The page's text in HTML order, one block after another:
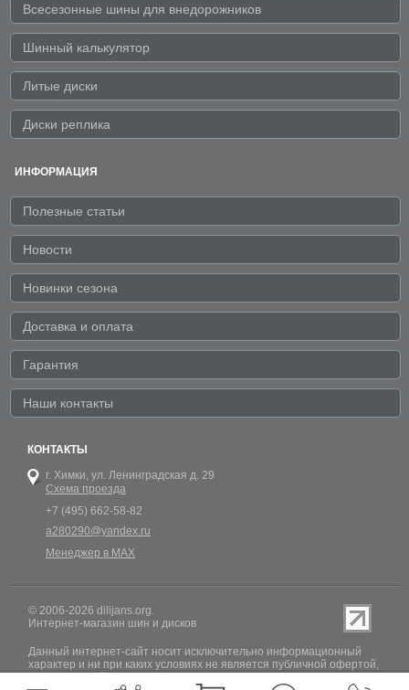
Всесезонные шины для внедорожников
Шинный калькулятор
Литые диски
Диски реплика
ИНФОРМАЦИЯ
Полезные статьи
Новости
Новинки сезона
Доставка и оплата
Гарантия
Наши контакты
КОНТАКТЫ
г. Химки, ул. Ленинградская д. 29
Схема проезда
+7 (495) 662-58-82
a280290@yandex.ru
Менеджер в MAX
© 2006-2026 dilijans.org.
Интернет-магазин шин и дисков
Данный интернет-сайт носит исключительно информационный
характер и ни при каких условиях не является публичной офертой,
определяемой положениями Статьи 437 (2) Гражданского кодекса